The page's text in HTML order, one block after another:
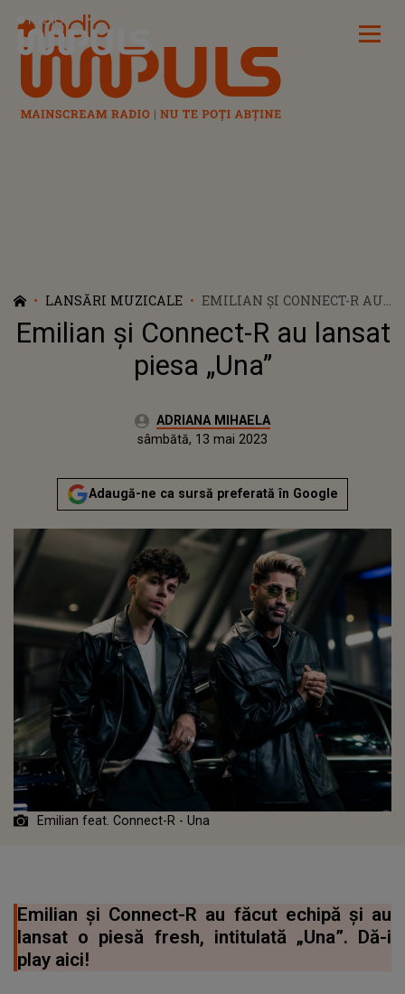
Radio Impuls
LANSĂRI MUZICALE
EMILIAN ȘI CONNECT-R AU
LANSAT PIESA „UNA”
Emilian și Connect-R au lansat
piesa „Una”
Autor:ADRIANA MIHAELA
Actualizat:
sâmbătă, 13 mai 2023
Adaugă-ne ca sursă preferată în Google
Emilian feat. Connect-R - Una
Emilian și Connect-R au făcut echipă și au
lansat o piesă fresh, intitulată „Una”. Dă-i
play aici!